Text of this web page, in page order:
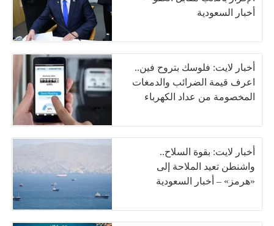
أخبار السعودية
أخبار لايت: فلوسك بتروح فين..
اعرف قيمة الضرائب والدمغات
المخصومة من عداد الكهرباء
أخبار لايت: بقوة السلاح..
واشنطن تعيد الملاحة إلى
«هرمز» – أخبار السعودية